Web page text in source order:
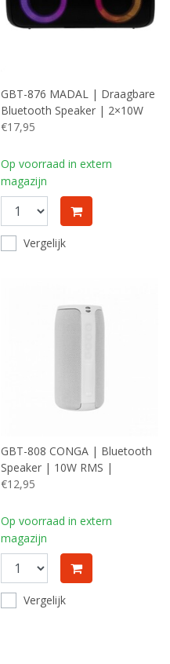
GBT-876 MADAL | Draagbare
Bluetooth Speaker | 2×10W
RMS | 4000mAh Accu | RGB
€17,95
Op voorraad in extern
magazijn
Vergelijk
GBT-808 CONGA | Bluetooth
Speaker | 10W RMS |
1800mAh | Wit
€12,95
Op voorraad in extern
magazijn
Vergelijk